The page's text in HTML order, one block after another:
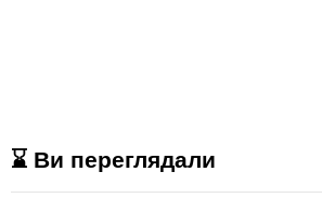
⌛ Ви переглядали